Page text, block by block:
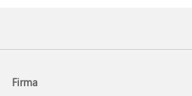
Firma